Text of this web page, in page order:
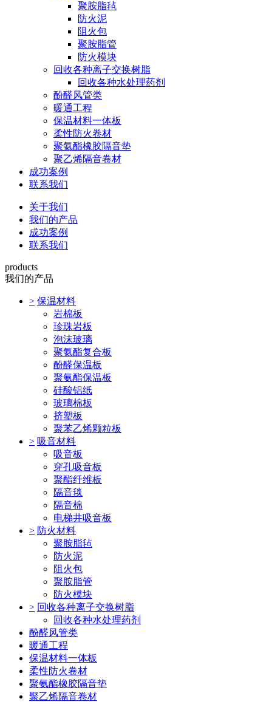
聚胺脂毡
防火泥
阻火包
聚胺脂管
防火模块
回收各种离子交换树脂
回收各种水处理药剂
酚醛风管类
暖通工程
保温材料一体板
柔性防火卷材
聚氨酯橡胶隔音垫
聚乙烯隔音卷材
成功案例
联系我们
关于我们
我们的产品
成功案例
联系我们
products
我们的产品
> 保温材料
岩棉板
珍珠岩板
泡沫玻璃
聚氨酯复合板
酚醛保温板
聚氨酯保温板
硅酸铝纸
玻璃棉板
挤塑板
聚苯乙烯颗粒板
> 吸音材料
吸音板
穿孔吸音板
聚酯纤维板
隔音毯
隔音棉
电梯井吸音板
> 防火材料
聚胺脂毡
防火泥
阻火包
聚胺脂管
防火模块
> 回收各种离子交换树脂
回收各种水处理药剂
酚醛风管类
暖通工程
保温材料一体板
柔性防火卷材
聚氨酯橡胶隔音垫
聚乙烯隔音卷材